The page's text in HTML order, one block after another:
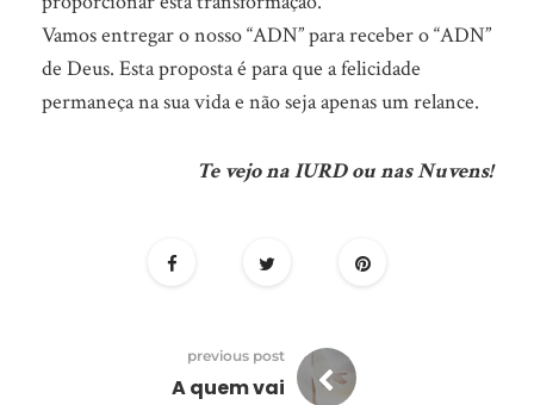
Vamos entregar o nosso “ADN” para receber o “ADN”
de Deus. Esta proposta é para que a felicidade
permaneça na sua vida e não seja apenas um relance.
Te vejo na IURD ou nas Nuvens!
previous post
A quem vai